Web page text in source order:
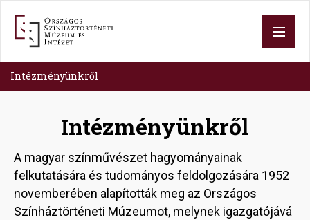
content
Intézményünkről
Intézményünkről
A magyar színművészet hagyományainak
felkutatására és tudományos feldolgozására 1952
novemberében alapították meg az Országos
Színháztörténeti Múzeumot, melynek igazgatójává